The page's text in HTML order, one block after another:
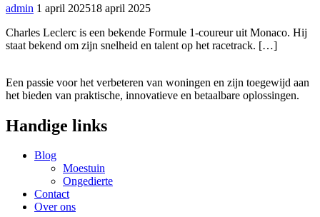
admin 1 april 202518 april 2025
Charles Leclerc is een bekende Formule 1-coureur uit Monaco. Hij
staat bekend om zijn snelheid en talent op het racetrack. […]
Een passie voor het verbeteren van woningen en zijn toegewijd aan
het bieden van praktische, innovatieve en betaalbare oplossingen.
Handige links
Blog
Moestuin
Ongedierte
Contact
Over ons